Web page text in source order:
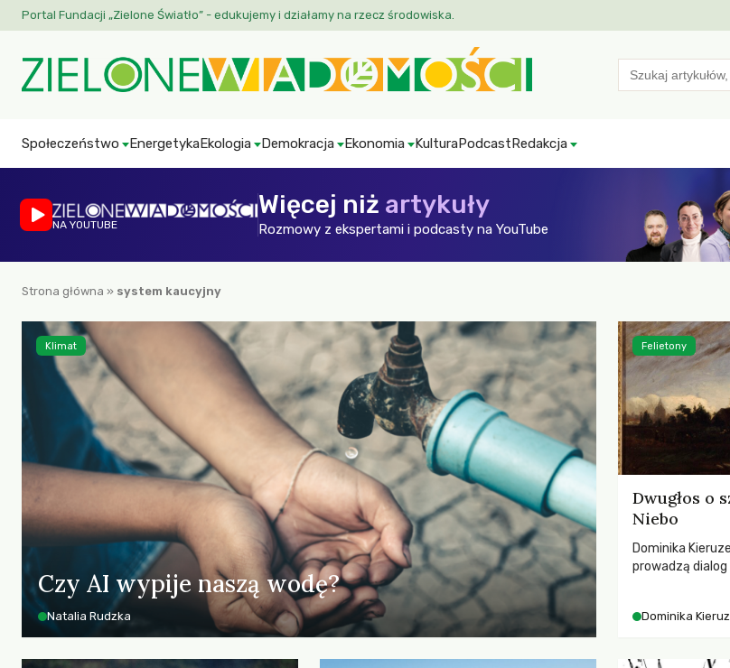
Portal Fundacji „Zielone Światło” - edukujemy i działamy na rzecz środowiska.
Search
for:
Społeczeństwo EnergetykaEkologia Demokracja Ekonomia KulturaPodcastRedakcja
NA YOUTUBE
Więcej niż artykuły
Rozmowy z ekspertami i podcasty na YouTube
Strona główna » system kaucyjny
Czy AI wypije naszą wodę?
Natalia Rudzka
Klimat
Dwugłos o
Niebo
Dominika
prowadzą
wrażliwość,
Dominika
Felietony